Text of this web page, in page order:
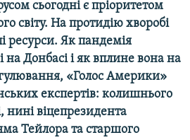
сьогодні є пріоритетом
світу. На протидію хворобі
ресурси. Як пандемія
на Донбасі і як вплине вона на
«Голос Америки»
експертів: колишнього
віцепрезидента
Тейлора та старшого